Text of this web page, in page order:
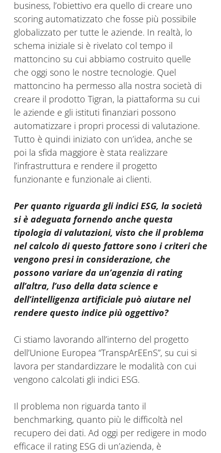
business, l’obiettivo era quello di creare uno
scoring automatizzato che fosse più possibile
globalizzato per tutte le aziende. In realtà, lo
schema iniziale si è rivelato col tempo il
mattoncino su cui abbiamo costruito quelle
che oggi sono le nostre tecnologie. Quel
mattoncino ha permesso alla nostra società di
creare il prodotto Tigran, la piattaforma su cui
le aziende e gli istituti finanziari possono
automatizzare i propri processi di valutazione.
Tutto è quindi iniziato con un’idea, anche se
poi la sfida maggiore è stata realizzare
l’infrastruttura e rendere il progetto
funzionante e funzionale ai clienti.
Per quanto riguarda gli indici ESG, la società
si è adeguata fornendo anche questa
tipologia di valutazioni, visto che il problema
nel calcolo di questo fattore sono i criteri che
vengono presi in considerazione, che
possono variare da un’agenzia di rating
all’altra, l’uso della data science e
dell’intelligenza artificiale può aiutare nel
rendere questo indice più oggettivo?
Ci stiamo lavorando all’interno del progetto
dell’Unione Europea “TranspArEEnS”, su cui si
lavora per standardizzare le modalità con cui
vengono calcolati gli indici ESG.
Il problema non riguarda tanto il
benchmarking, quanto più le difficoltà nel
recupero dei dati. Ad oggi per redigere in modo
efficace il rating ESG di un’azienda, è